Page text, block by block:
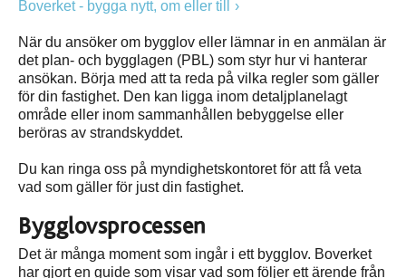
Boverket - bygga nytt, om eller till
När du ansöker om bygglov eller lämnar in en anmälan är
det plan- och bygglagen (PBL) som styr hur vi hanterar
ansökan. Börja med att ta reda på vilka regler som gäller
för din fastighet. Den kan ligga inom detaljplanelagt
område eller inom sammanhållen bebyggelse eller
beröras av strandskyddet.
Du kan ringa oss på myndighetskontoret för att få veta
vad som gäller för just din fastighet.
Bygglovsprocessen
Det är många moment som ingår i ett bygglov. Boverket
har gjort en guide som visar vad som följer ett ärende från